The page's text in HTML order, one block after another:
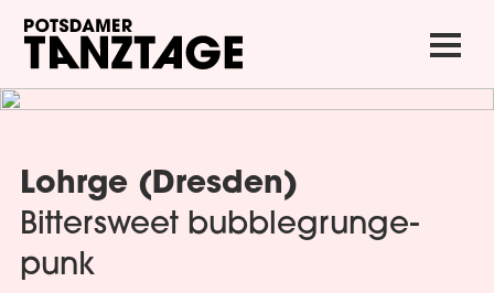
Lohrge (Dresden)
Bittersweet bubblegrunge-
punk